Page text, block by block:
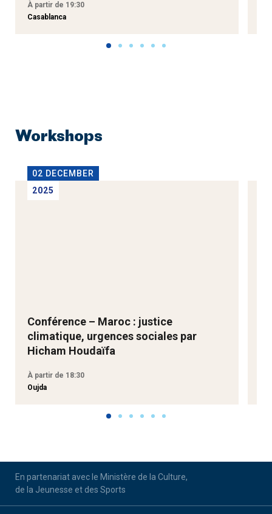
À partir de 19:30
Casablanca
Workshops
02 DECEMBER
2025
Conférence – Maroc : justice
climatique, urgences sociales par
Hicham Houdaïfa
À partir de 18:30
Oujda
En partenariat avec le Ministère de la Culture,
de la Jeunesse et des Sports